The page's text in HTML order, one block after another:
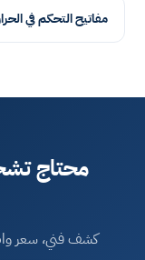
مفاتيح التحكم في
محتاج
كشف فني، سعر